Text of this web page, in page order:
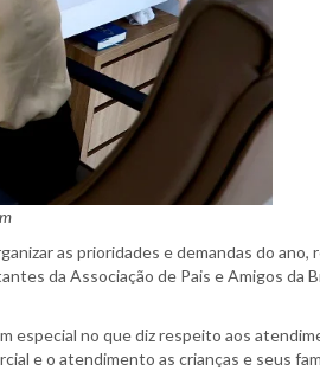
as prioridades e demandas do ano,
da Associação de Pais e Amigos da
especial no que diz respeito aos
e o atendimento as crianças e seus